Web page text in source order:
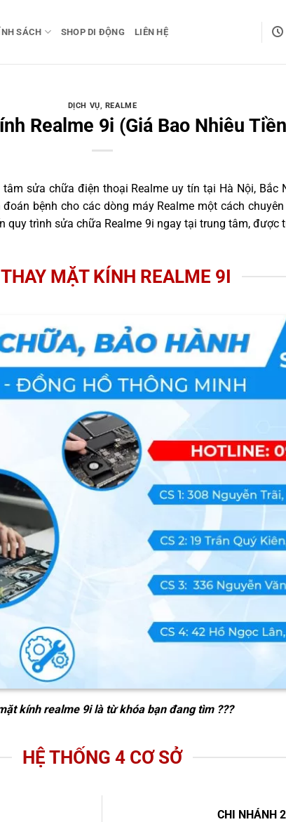
SÁCH SHOP DI ĐỘNG LIÊN HỆ
DỊCH VỤ, REALME
Realme 9i (Giá Bao Nhiêu
sửa chữa điện thoại Realme uy tín tại Hà Nội, Bắc
bệnh cho các dòng máy Realme một cách
quy trình sửa chữa Realme 9i ngay tại trung tâm, được
THAY MẶT KÍNH REALME 9I
kính realme 9ilà từ khóa bạn đang tìm ???
HỆ THỐNG 4 CƠ SỞ
CHI NHÁNH